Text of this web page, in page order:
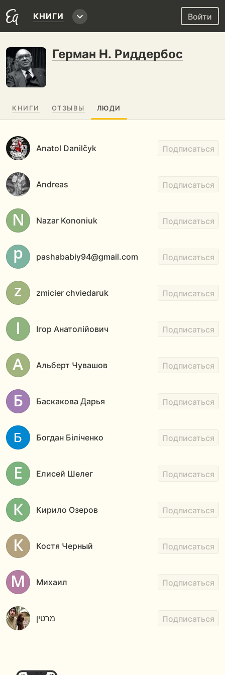
КНИГИ Войти
Герман Н. Риддербос
КНИГИ ОТЗЫВЫ ЛЮДИ
Anatol Danilčyk Подписаться
Andreas Подписаться
Nazar Kononiuk Подписаться
pashababiy94@gmail.com Подписаться
zmicier chviedaruk Подписаться
Ігор Анатолійович Подписаться
Альберт Чувашов Подписаться
Баскакова Дарья Подписаться
Богдан Біліченко Подписаться
Елисей Шелег Подписаться
Кирило Озеров Подписаться
Костя Черный Подписаться
Михаил Подписаться
מרטין Подписаться